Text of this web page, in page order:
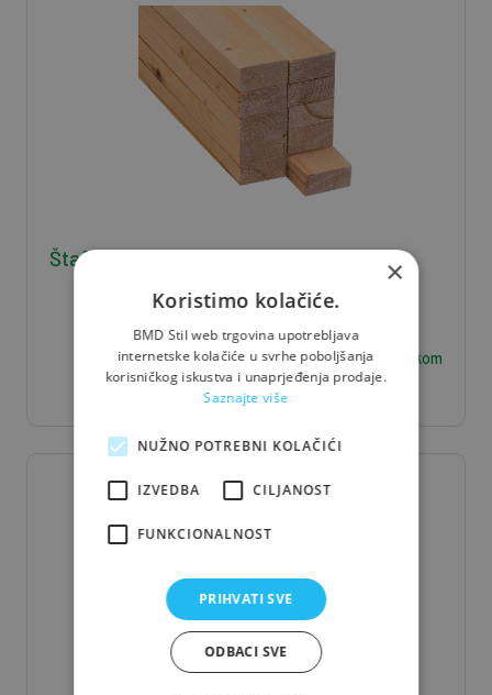
Štafla J/S 5*8*400 - 0,016 m3/kom
6,30 € / kom
×
Koristimo kolačiće.
BMD Stil web trgovina upotrebljava
internetske kolačiće u svrhe poboljšanja
korisničkog iskustva i unaprjeđenja prodaje.
Saznajte više
NUŽNO POTREBNI KOLAČIĆI
IZVEDBA CILJANOST
FUNKCIONALNOST
PRIHVATI SVE
ODBACI SVE